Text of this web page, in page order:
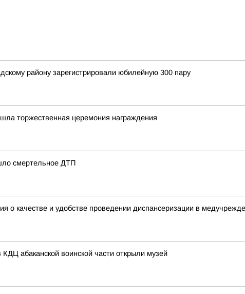
району зарегистрировали юбилейную 300 пару
торжественная церемония награждения
смертельное ДТП
о качестве и удобстве проведении диспансеризации в
абаканской воинской части открыли музей